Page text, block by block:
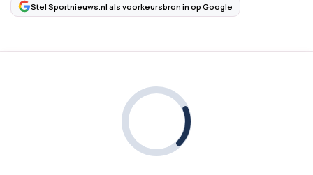
Stel Sportnieuws.nl als voorkeursbron in op Google